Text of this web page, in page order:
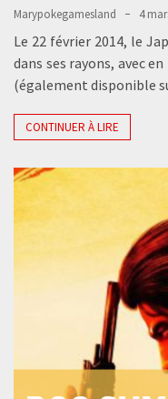
Marypokegamesland 4
Le 22 février 2014, le
dans ses rayons, avec
(également disponible
CONTINUER À LIRE